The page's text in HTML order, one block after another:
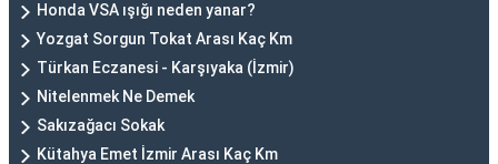
Honda VSA ışığı neden yanar?
Yozgat Sorgun Tokat Arası Kaç Km
Türkan Eczanesi - Karşıyaka (İzmir)
Nitelenmek Ne Demek
Sakızağacı Sokak
Kütahya Emet İzmir Arası Kaç Km